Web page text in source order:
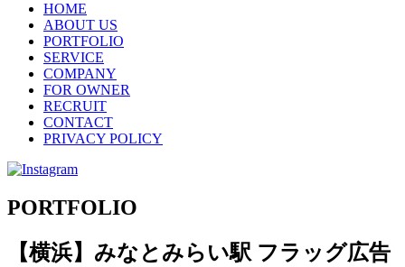
HOME
ABOUT US
PORTFOLIO
SERVICE
COMPANY
FOR OWNER
RECRUIT
CONTACT
PRIVACY POLICY
PORTFOLIO
【横浜】みなとみらい駅 フラッグ広告